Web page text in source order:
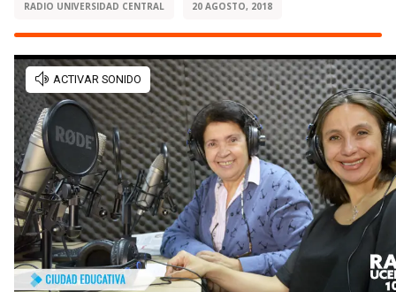
RADIO UNIVERSIDAD CENTRAL 20 AGOSTO, 2018